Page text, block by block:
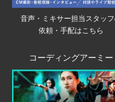
音声・ミキサー担当スタッ
依頼・手配はこちら
コーディングアーミー